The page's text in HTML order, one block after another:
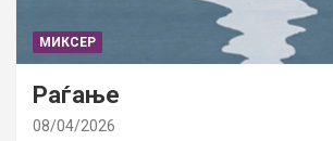
МИКСЕР
Раѓање
08/04/2026